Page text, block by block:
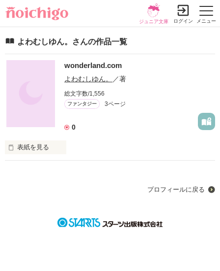
メニュー
ジュニア文庫 ログイン
よわむしゆん。さんの作品一覧
wonderland.com
よわむしゆん。 ／著
総文字数/1,556
ファンタジー 3ページ
0
表紙を見る
プロフィールに戻る